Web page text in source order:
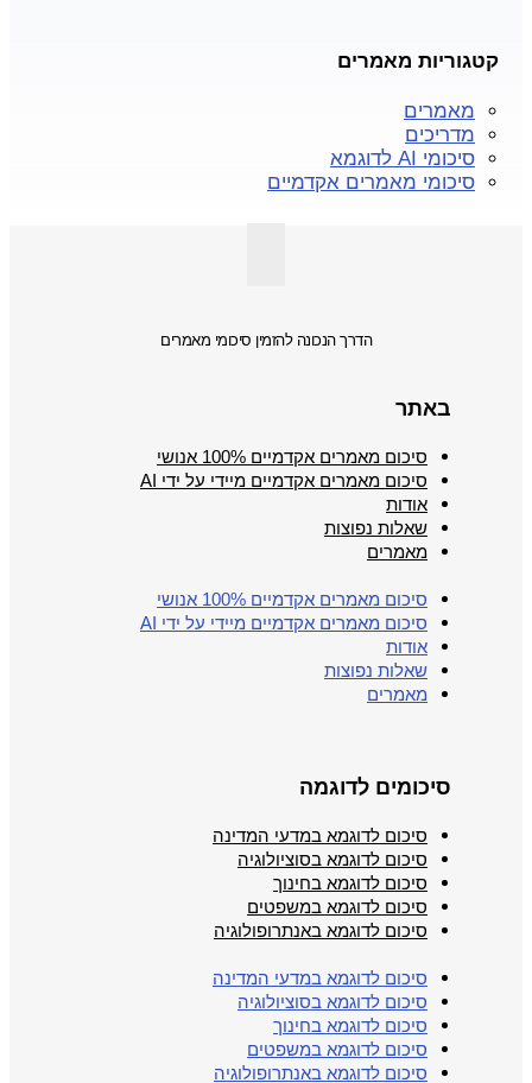
קטגוריות מאמרים
מאמרים
מדריכים
סיכומי AI לדוגמא
סיכומי מאמרים אקדמיים
הדרך הנכונה להזמין סיכומי מאמרים
באתר
סיכום מאמרים אקדמיים 100% אנושי
סיכום מאמרים אקדמיים מיידי על ידי AI
אודות
שאלות נפוצות
מאמרים
סיכום מאמרים אקדמיים 100% אנושי
סיכום מאמרים אקדמיים מיידי על ידי AI
אודות
שאלות נפוצות
מאמרים
סיכומים לדוגמה
סיכום לדוגמא במדעי המדינה
סיכום לדוגמא בסוציולוגיה
סיכום לדוגמא בחינוך
סיכום לדוגמא במשפטים
סיכום לדוגמא באנתרופולוגיה
סיכום לדוגמא במדעי המדינה
סיכום לדוגמא בסוציולוגיה
סיכום לדוגמא בחינוך
סיכום לדוגמא במשפטים
סיכום לדוגמא באנתרופולוגיה